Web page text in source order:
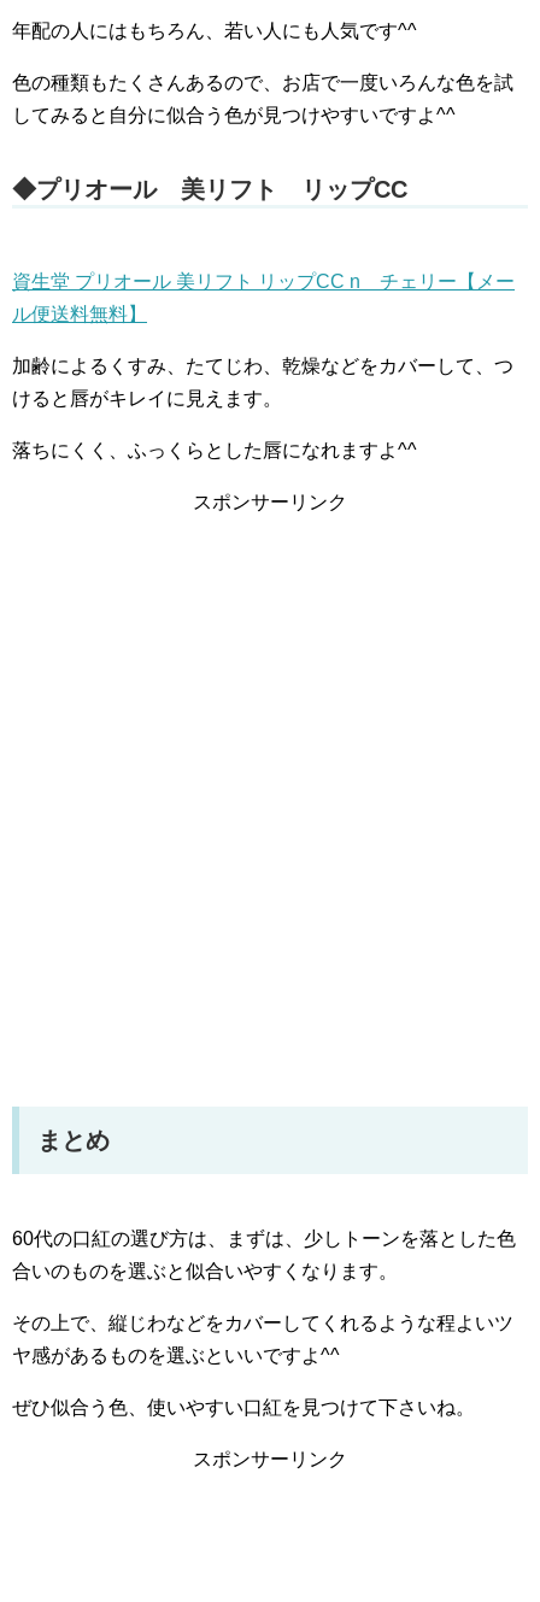
年配の人にはもちろん、若い人にも人気です^^
色の種類もたくさんあるので、お店で一度いろんな色を試
してみると自分に似合う色が見つけやすいですよ^^
◆プリオール 美リフト リップCC
資生堂 プリオール 美リフト リップCC n チェリー【メー
ル便送料無料】
加齢によるくすみ、たてじわ、乾燥などをカバーして、つ
けると唇がキレイに見えます。
落ちにくく、ふっくらとした唇になれますよ^^
スポンサーリンク
まとめ
60代の口紅の選び方は、まずは、少しトーンを落とした色
合いのものを選ぶと似合いやすくなります。
その上で、縦じわなどをカバーしてくれるような程よいツ
ヤ感があるものを選ぶといいですよ^^
ぜひ似合う色、使いやすい口紅を見つけて下さいね。
スポンサーリンク